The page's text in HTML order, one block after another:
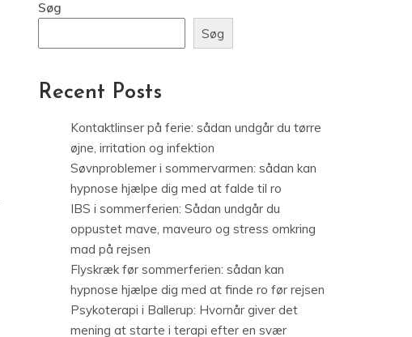
Søg
Søg
Recent Posts
Kontaktlinser på ferie: sådan undgår du tørre
øjne, irritation og infektion
Søvnproblemer i sommervarmen: sådan kan
hypnose hjælpe dig med at falde til ro
IBS i sommerferien: Sådan undgår du
oppustet mave, maveuro og stress omkring
mad på rejsen
Flyskræk før sommerferien: sådan kan
hypnose hjælpe dig med at finde ro før rejsen
Psykoterapi i Ballerup: Hvornår giver det
mening at starte i terapi efter en svær